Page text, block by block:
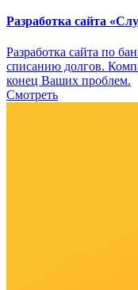
Разработка сайта
Разработка сайта по
списанию долгов.
конец Ваших проблем.
Смотреть